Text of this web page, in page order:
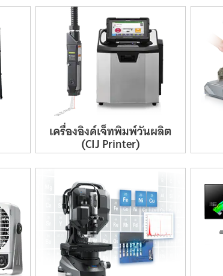
เครื่องอิงค์เจ็ทพิมพ์วันผลิต
(CIJPrinter)